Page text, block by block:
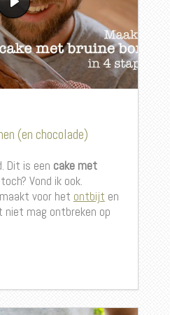
(en chocolade)
Dit is een cake met
Vond ik ook.
voor het ontbijt en
niet mag ontbreken op